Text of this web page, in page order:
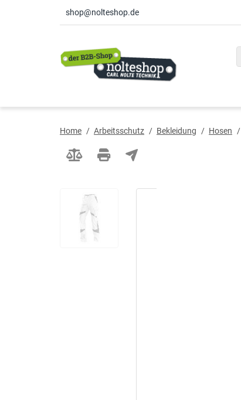
shop@nolteshop.de
Home / Arbeitsschutz / Bekleidung / Hosen /